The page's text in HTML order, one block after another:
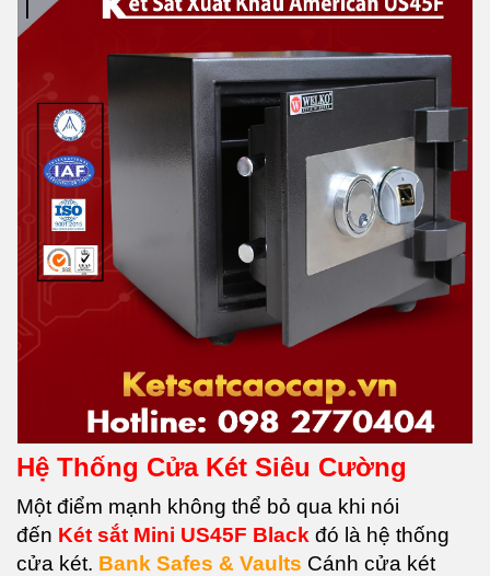
Hệ Thống Cửa Két Siêu Cường
Một điểm mạnh không thể bỏ qua khi nói
đến Két sắt Mini US45F Black đó là hệ thống
cửa két. Bank Safes & Vaults Cánh cửa két